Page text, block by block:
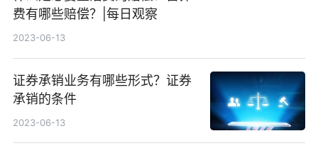
费有哪些赔偿？|每日观察
2023-06-13
证券承销业务有哪些形式？证券
承销的条件
2023-06-13